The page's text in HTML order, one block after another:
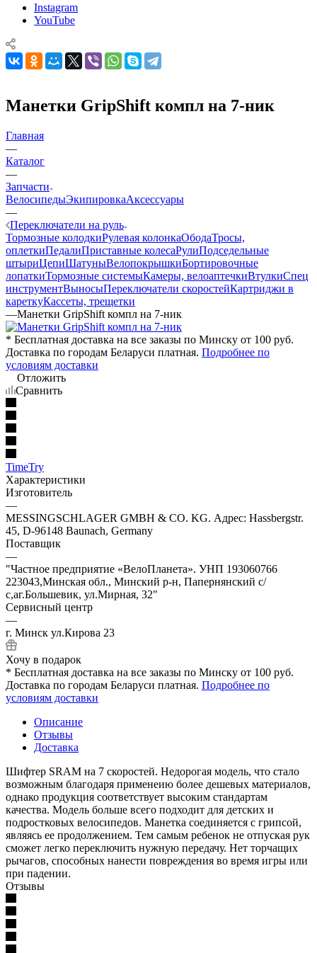
Instagram
YouTube
Манетки GripShift компл на 7-ник
Главная
—
Каталог
—
Запчасти
ВелосипедыЭкипировкаАксессуары
—
Переключатели на руль
Тормозные колодкиРулевая колонкаОбодаТросы,
оплеткиПедалиПриставные колесаРулиПодседельные
штыриЦепиШатуныВелопокрышкиБортировочные
лопаткиТормозные системыКамеры, велоаптечкиВтулкиСпец
инструментВыносыПереключатели скоростейКартриджи в
кареткуКассеты, трещетки
—Манетки GripShift компл на 7-ник
* Бесплатная доставка на все заказы по Минску от 100 руб.
Доставка по городам Беларуси платная. Подробнее по
условиям доставки
Отложить
Сравнить
TimeTry
Характеристики
Изготовитель
—
MESSINGSCHLAGER GMBH & CO. KG. Адрес: Hassbergstr.
45, D-96148 Baunach, Germany
Поставщик
—
"Частное предприятие «ВелоПланета». УНП 193060766
223043,Минская обл., Минский р-н, Папернянский с/
с,аг.Большевик, ул.Мирная, 32"
Сервисный центр
—
г. Минск ул.Кирова 23
Хочу в подарок
* Бесплатная доставка на все заказы по Минску от 100 руб.
Доставка по городам Беларуси платная. Подробнее по
условиям доставки
Описание
Отзывы
Доставка
Шифтер SRAM на 7 скоростей. Недорогая модель, что стало
возможным благодаря применеию более дешевых материалов,
однако продукция соответствует высоким стандартам
качества. Модель больше всего подходит для детских и
подростковых велосипедов. Манетка соединяется с грипсой,
являясь ее продолжением. Тем самым ребенок не отпуская рук
сможет легко переключить нужную передачу. Нет торчащих
рычагов, способных нанести повреждения во время игры или
при падении.
Отзывы